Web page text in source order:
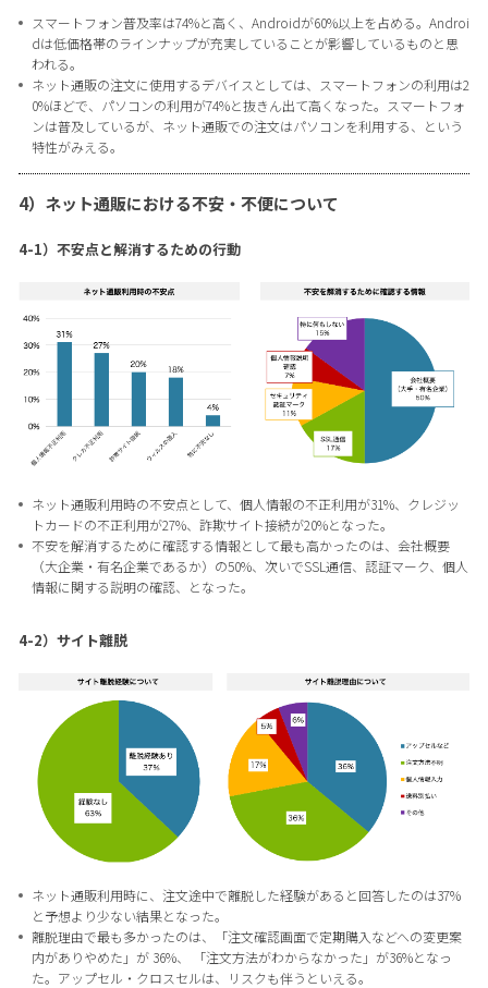
スマートフォン普及率は74%と高く、Androidが60%以上を占める。Androi
dは低価格帯のラインナップが充実していることが影響しているものと思
われる。
ネット通販の注文に使用するデバイスとしては、スマートフォンの利用は2
0%ほどで、パソコンの利用が74%と抜きん出て高くなった。スマートフォ
ンは普及しているが、ネット通販での注文はパソコンを利用する、という
特性がみえる。
4）ネット通販における不安・不便について
4-1）不安点と解消するための行動
ネット通販利用時の不安点として、個人情報の不正利用が31%、クレジッ
トカードの不正利用が27%、詐欺サイト接続が20%となった。
不安を解消するために確認する情報として最も高かったのは、会社概要
（大企業・有名企業であるか）の50%、次いでSSL通信、認証マーク、個人
情報に関する説明の確認、となった。
4-2）サイト離脱
ネット通販利用時に、注文途中で離脱した経験があると回答したのは37%
と予想より少ない結果となった。
離脱理由で最も多かったのは、「注文確認画面で定期購入などへの変更案
内がありやめた」が 36%、 「注文方法がわからなかった」が36%となっ
た。アップセル・クロスセルは、リスクも伴うといえる。